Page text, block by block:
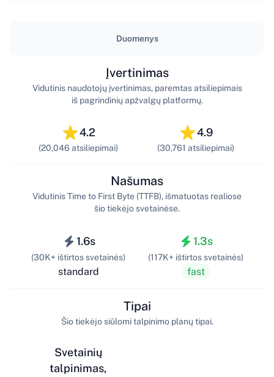
Duomenys
4.2
(20,046 atsiliepimai)
Įvertinimas
Vidutinis naudotojų įvertinimas, paremtas atsiliepimais
iš pagrindinių apžvalgų platformų.
4.9
(30,761 atsiliepimai)
1.6s
(30K+ ištirtos svetainės)
standard
Našumas
Vidutinis Time to First Byte (TTFB), išmatuotas realiose
šio tiekėjo svetainėse.
1.3s
(117K+ ištirtos svetainės)
fast
Svetainių
talpinimas,
Tipai
Šio tiekėjo siūlomi talpinimo planų tipai.